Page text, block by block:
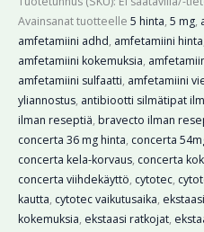
Avainsanat tuotteelle 5 hinta, 5 mg,
amfetamiini adhd, amfetamiini hinta
amfetamiini kokemuksia,
amfetamiini sulfaatti, amfetamiini
yliannostus, antibiootti silmätipat
ilman reseptiä, bravecto ilman
concerta 36 mg hinta, concerta
concerta kela-korvaus, concerta
concerta viihdekäyttö, cytotec,
kautta, cytotec vaikutusaika, ekstaasi
kokemuksia, ekstaasi ratkojat,